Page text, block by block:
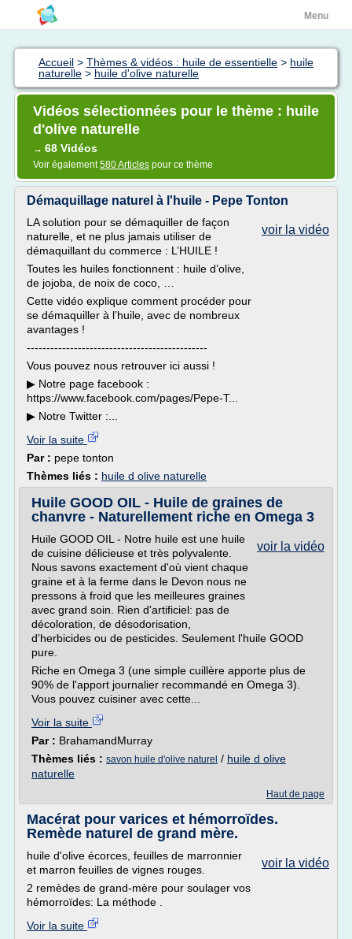
Menu
Accueil > Thèmes & vidéos : huile de essentielle > huile
naturelle > huile d'olive naturelle
Vidéos sélectionnées pour le thème : huile
d'olive naturelle
→ 68 Vidéos
Voir également580 Articles pour ce thème
Démaquillage naturel à l'huile - Pepe Tonton
voir la vidéo
LA solution pour se démaquiller de façon
naturelle, et ne plus jamais utiliser de
démaquillant du commerce : L’HUILE !
Toutes les huiles fonctionnent : huile d’olive,
de jojoba, de noix de coco, …
Cette vidéo explique comment procéder pour
se démaquiller à l’huile, avec de nombreux
avantages !
----------------------------------------------
Vous pouvez nous retrouver ici aussi !
▶ Notre page facebook :
https://www.facebook.com/pages/Pepe-T...
▶ Notre Twitter :...
Voir la suite
Par : pepe tonton
Thèmes liés : huile d olive naturelle
Huile GOOD OIL - Huile de graines de
chanvre - Naturellement riche en Omega 3
voir la vidéo
Huile GOOD OIL - Notre huile est une huile
de cuisine délicieuse et très polyvalente.
Nous savons exactement d'où vient chaque
graine et à la ferme dans le Devon nous ne
pressons à froid que les meilleures graines
avec grand soin. Rien d'artificiel: pas de
décoloration, de désodorisation,
d'herbicides ou de pesticides. Seulement l'huile GOOD
pure.
Riche en Omega 3 (une simple cuillère apporte plus de
90% de l'apport journalier recommandé en Omega 3).
Vous pouvez cuisiner avec cette...
Voir la suite
Par : BrahamandMurray
Thèmes liés : savon huile d'olive naturel / huile d olive
naturelle
Haut de page
Macérat pour varices et hémorroïdes.
Remède naturel de grand mère.
voir la vidéo
huile d'olive écorces, feuilles de marronnier
et marron feuilles de vignes rouges.
2 remèdes de grand-mère pour soulager vos
hémorroïdes: La méthode .
Voir la suite